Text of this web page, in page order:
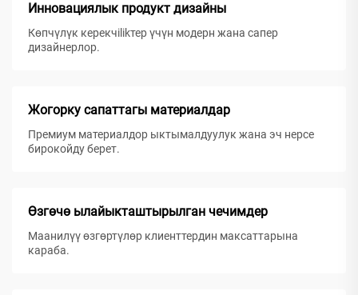
Инновациялык продукт дизайны
Көпчүлүк керекчilikтер үчүн модерн жана сапер
дизайнерлор.
Жогорку сапаттагы материалдар
Премиум материалдор ыктымалдуулук жана эч нерсе
бирокойду берет.
Өзгөчө ылайыкташтырылган чечимдер
Маанилүү өзгөртүлөр клиенттердин максаттарына
караба.